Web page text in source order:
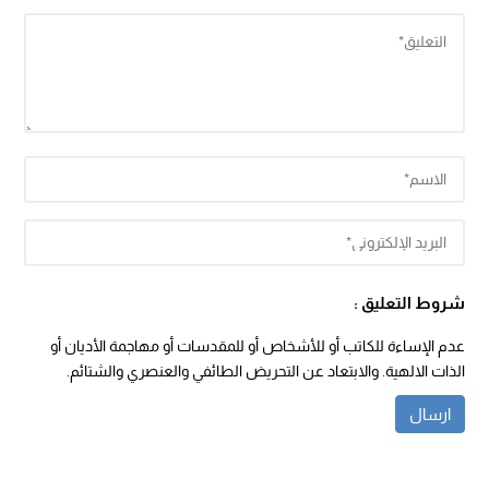
شروط التعليق :
عدم الإساءة للكاتب أو للأشخاص أو للمقدسات أو مهاجمة الأديان أو
الذات الالهية. والابتعاد عن التحريض الطائفي والعنصري والشتائم.